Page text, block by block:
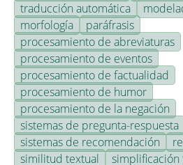
traducción automática
morfología
paráfrasis
procesamiento de abreviaturas
procesamiento de eventos
procesamiento de factualidad
procesamiento de humor
procesamiento de la negación
sistemas de pregunta-respuesta
sistemas de recomendación
similitud textual
simplificación